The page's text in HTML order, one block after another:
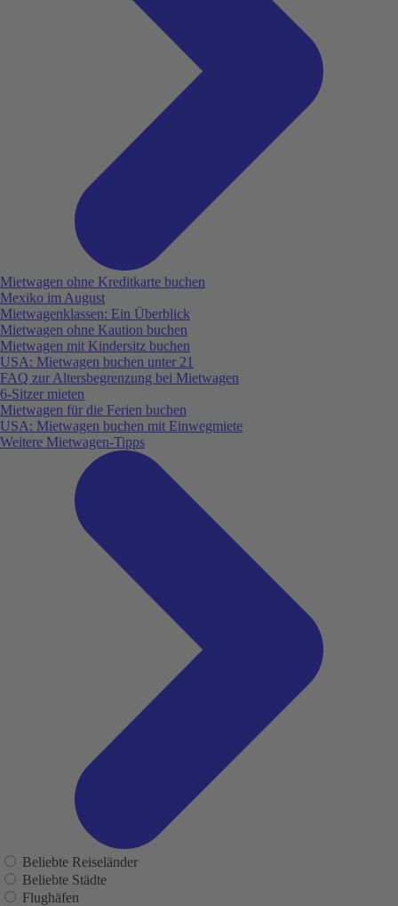
Mietwagen ohne Kreditkarte buchen
Mexiko im August
Mietwagenklassen: Ein Überblick
Mietwagen ohne Kaution buchen
Mietwagen mit Kindersitz buchen
USA: Mietwagen buchen unter 21
FAQ zur Altersbegrenzung bei Mietwagen
6-Sitzer mieten
Mietwagen für die Ferien buchen
USA: Mietwagen buchen mit Einwegmiete
Weitere Mietwagen-Tipps
Beliebte Reiseländer
Beliebte Städte
Flughäfen